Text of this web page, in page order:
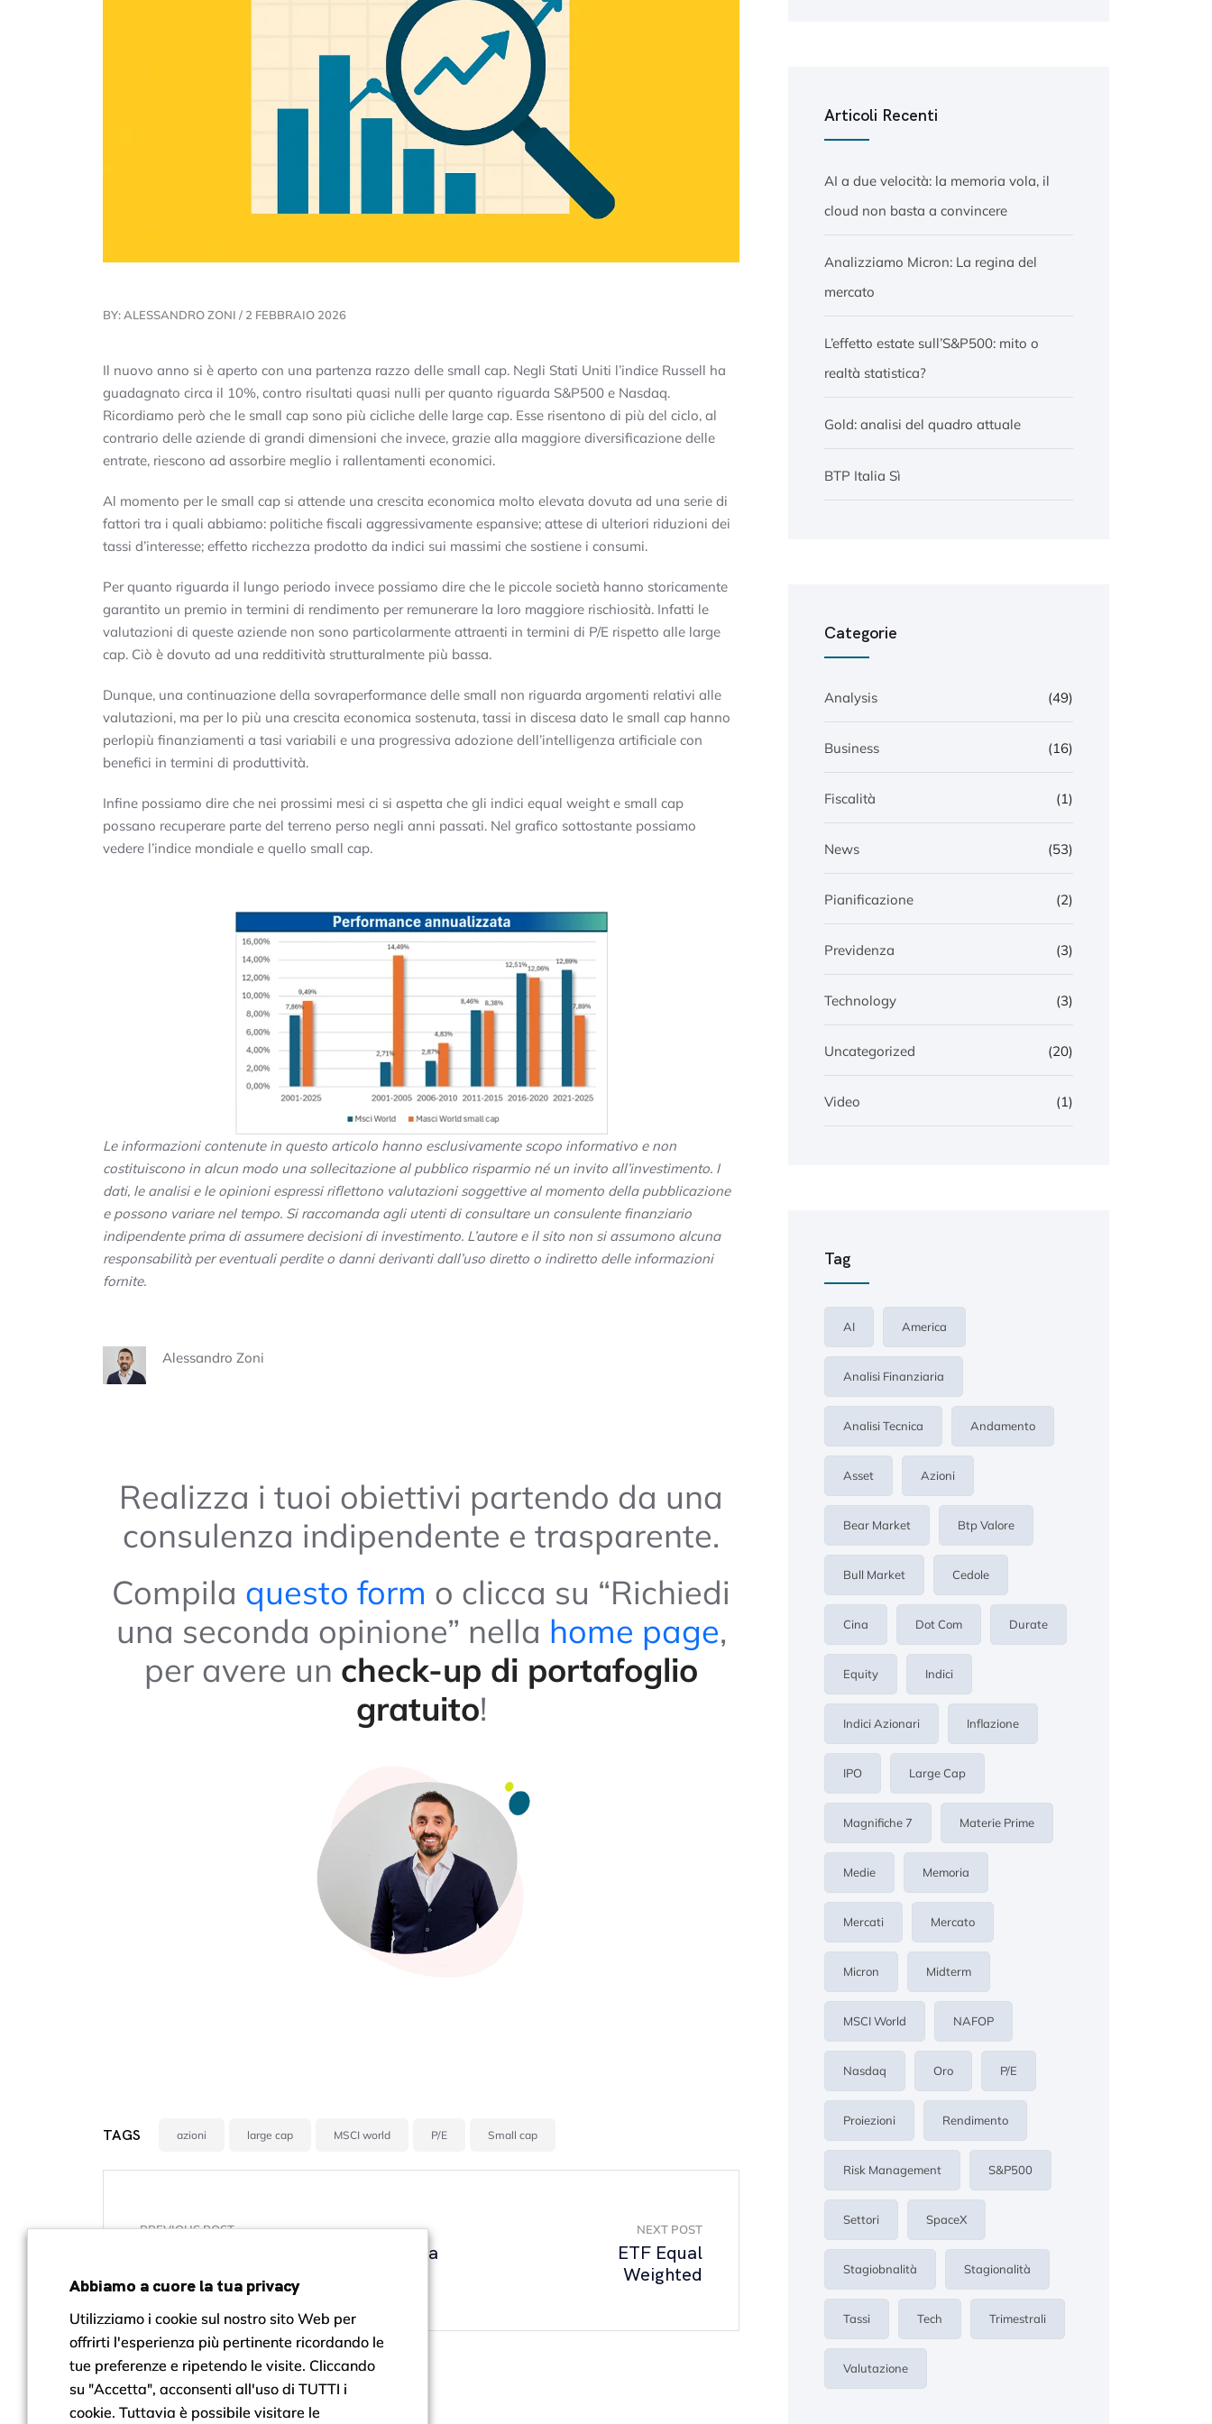
BY: ALESSANDRO ZONI / 2 FEBBRAIO 2026
Il nuovo anno si è aperto con una partenza razzo delle small cap. Negli Stati Uniti l’indice Russell ha
guadagnato circa il 10%, contro risultati quasi nulli per quanto riguarda S&P500 e Nasdaq.
Ricordiamo però che le small cap sono più cicliche delle large cap. Esse risentono di più del ciclo, al
contrario delle aziende di grandi dimensioni che invece, grazie alla maggiore diversificazione delle
entrate, riescono ad assorbire meglio i rallentamenti economici.
Al momento per le small cap si attende una crescita economica molto elevata dovuta ad una serie di
fattori tra i quali abbiamo: politiche fiscali aggressivamente espansive; attese di ulteriori riduzioni dei
tassi d’interesse; effetto ricchezza prodotto da indici sui massimi che sostiene i consumi.
Per quanto riguarda il lungo periodo invece possiamo dire che le piccole società hanno storicamente
garantito un premio in termini di rendimento per remunerare la loro maggiore rischiosità. Infatti le
valutazioni di queste aziende non sono particolarmente attraenti in termini di P/E rispetto alle large
cap. Ciò è dovuto ad una redditività strutturalmente più bassa.
Dunque, una continuazione della sovraperformance delle small non riguarda argomenti relativi alle
valutazioni, ma per lo più una crescita economica sostenuta, tassi in discesa dato le small cap hanno
perlopiù finanziamenti a tasi variabili e una progressiva adozione dell’intelligenza artificiale con
benefici in termini di produttività.
Infine possiamo dire che nei prossimi mesi ci si aspetta che gli indici equal weight e small cap
possano recuperare parte del terreno perso negli anni passati. Nel grafico sottostante possiamo
vedere l’indice mondiale e quello small cap.
Le informazioni contenute in questo articolo hanno esclusivamente scopo informativo e non
costituiscono in alcun modo una sollecitazione al pubblico risparmio né un invito all’investimento. I
dati, le analisi e le opinioni espressi riflettono valutazioni soggettive al momento della pubblicazione
e possono variare nel tempo. Si raccomanda agli utenti di consultare un consulente finanziario
indipendente prima di assumere decisioni di investimento. L’autore e il sito non si assumono alcuna
responsabilità per eventuali perdite o danni derivanti dall’uso diretto o indiretto delle informazioni
fornite.
Alessandro Zoni
Realizza i tuoi obiettivi partendo da una
consulenza indipendente e trasparente.
Compila questo form o clicca su “Richiedi
una seconda opinione” nella home page,
per avere un check-up di portafoglio
gratuito!
TAGS azioni large cap MSCI world P/E Small cap
PREVIOUS POST
Dazi e oscillazioni dei titoli: cosa sta
succedendo
NEXT POST
ETF Equal
Weighted
Articoli Recenti
AI a due velocità: la memoria vola, il
cloud non basta a convincere
Analizziamo Micron: La regina del
mercato
L’effetto estate sull’S&P500: mito o
realtà statistica?
Gold: analisi del quadro attuale
BTP Italia Sì
Categorie
Analysis (49)
Business (16)
Fiscalità (1)
News (53)
Pianificazione (2)
Previdenza (3)
Technology (3)
Uncategorized (20)
Video (1)
Tag
AI America
Analisi Finanziaria
Analisi Tecnica Andamento
Asset Azioni
Bear Market Btp Valore
Bull Market Cedole
Cina Dot Com Durate
Equity Indici
Indici Azionari Inflazione
IPO Large Cap
Magnifiche 7 Materie Prime
Medie Memoria
Mercati Mercato
Micron Midterm
MSCI World NAFOP
Nasdaq Oro P/E
Proiezioni Rendimento
Risk Management S&p500
Settori SpaceX
Stagiobnalità Stagionalità
Tassi Tech Trimestrali
Valutazione
Abbiamo a cuore la tua privacy
Utilizziamo i cookie sul nostro sito Web per
offrirti l'esperienza più pertinente ricordando le
tue preferenze e ripetendo le visite. Cliccando
su "Accetta", acconsenti all'uso di TUTTI i
cookie. Tuttavia è possibile visitare le